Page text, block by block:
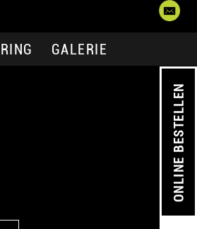
GALERIE
ONLINE BESTELLEN